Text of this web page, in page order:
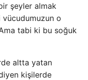
şeyler almak
o
tabi ki bu soğuk
altta yatan
kişilerde